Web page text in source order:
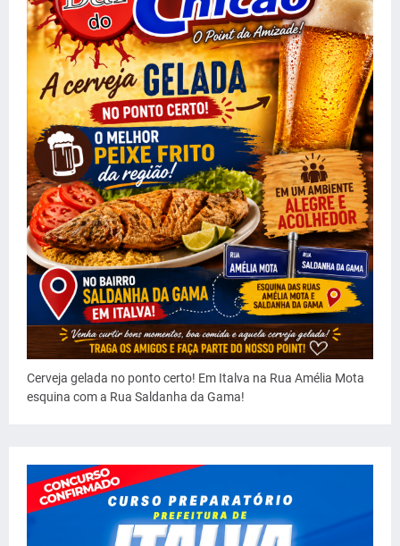
Cerveja gelada no ponto certo! Em Italva na Rua Amélia Mota
esquina com a Rua Saldanha da Gama!